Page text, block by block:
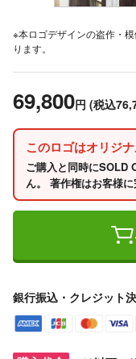
※本ロゴデザインの盗作・
ります。
69,800円 (税込
このロゴはオリジ
ご購入と同時にSOLD
ん。 著作権はお客様に
銀行振込・クレジット